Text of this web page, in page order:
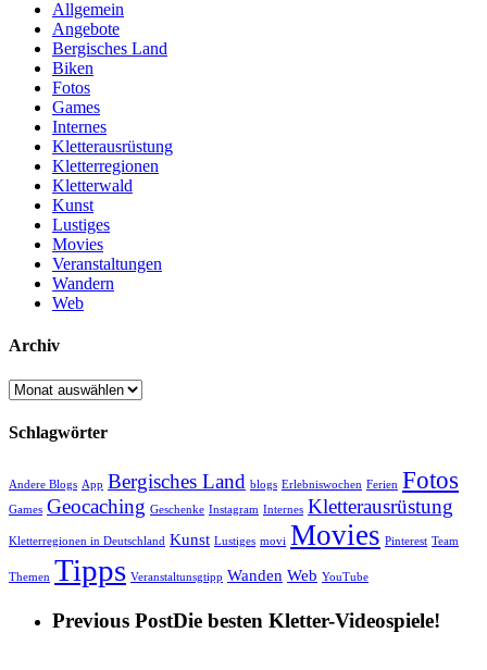
Allgemein
Angebote
Bergisches Land
Biken
Fotos
Games
Internes
Kletterausrüstung
Kletterregionen
Kletterwald
Kunst
Lustiges
Movies
Veranstaltungen
Wandern
Web
Archiv
Archiv
Schlagwörter
Andere Blogs App Bergisches Land blogs Erlebniswochen Ferien Fotos
Games Geocaching Geschenke Instagram Internes Kletterausrüstung
Kletterregionen in Deutschland Kunst Lustiges movi Movies Pinterest Team
Themen Tipps Veranstaltunsgtipp Wanden Web YouTube
Previous PostDie besten Kletter-Videospiele!